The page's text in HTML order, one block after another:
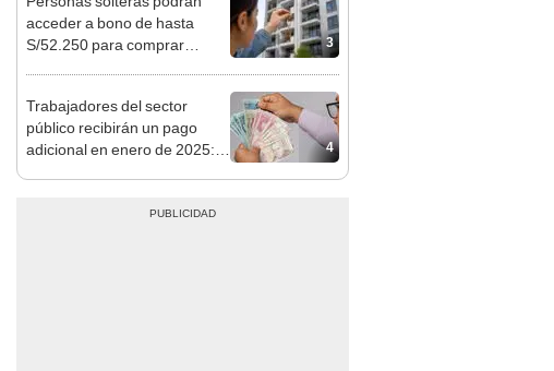
3
acceder a bono de hasta
S/52.250 para comprar
4
Trabajadores del sector
público recibirán un pago
adicional en enero de 2025: